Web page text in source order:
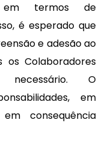
termos de
é esperado que
e adesão ao
os Colaboradores
O
em
consequência